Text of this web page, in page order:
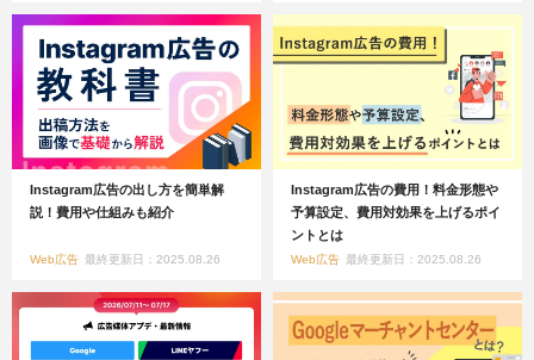
Instagram広告の出し方を簡単解
説！費用や仕組みも紹介
Web広告 最終更新日：2025.08.26
Instagram広告の費用！料金形態や
予算設定、費用対効果を上げるポイ
ントとは
Web広告 最終更新日：2025.08.26